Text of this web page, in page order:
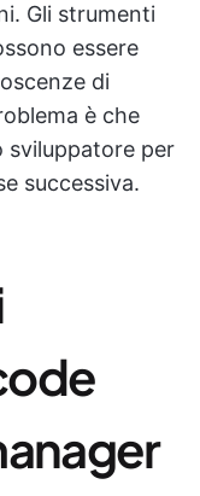
Gli strumenti
essere
di
è che
sviluppatore per
successiva.